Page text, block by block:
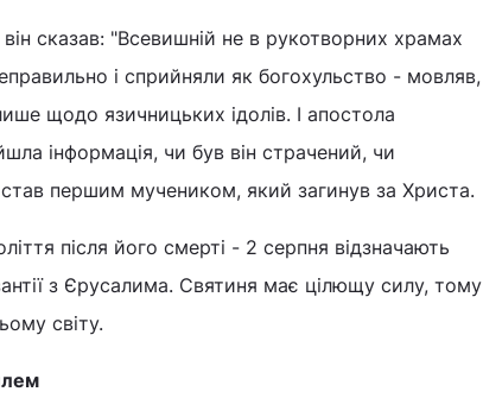
сказав: "Всевишній не в рукотворних храмах
і сприйняли як богохульство - мовляв,
щодо язичницьких ідолів. І апостола
інформація, чи був він страчений, чи
першим мучеником, який загинув за Христа.
після його смерті - 2 серпня відзначають
з Єрусалима. Святиня має цілющу силу, тому
світу.